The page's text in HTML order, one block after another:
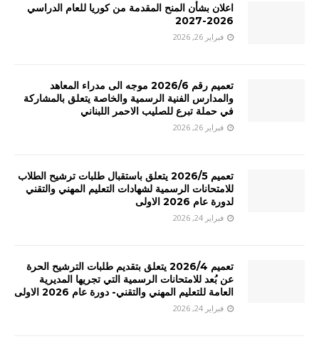
اعلان بشأن المنح المقدمة من كوريا للعام الدراسي
2026-2027
فبراير 26, 2026
تعميم رقم 2026/6 موجه الى مدراء المعاهد
والمدارس الفنية الرسمية والخاصة يتعلق بالمشاركة
في حملة تبرع للصليب الاحمر اللبناني
فبراير 26, 2026
تعميم 2026/5 يتعلق باستقبال طلبات ترشيح الطلاب
للامتحانات الرسمية لشهادات التعليم المهني والتقني
لدورة عام 2026 الاولى
فبراير 24, 2026
تعميم 2026/4 يتعلق بتقديم طلبات الترشيح الحرة
عن بُعد للامتحانات الرسمية التي تجريها المديرية
العامة للتعليم المهني والتقني- دورة عام 2026 الاولى
فبراير 24, 2026